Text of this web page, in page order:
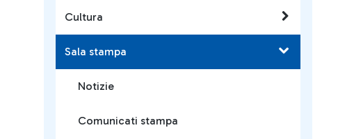
Cultura
Sala stampa
Notizie
Comunicati stampa